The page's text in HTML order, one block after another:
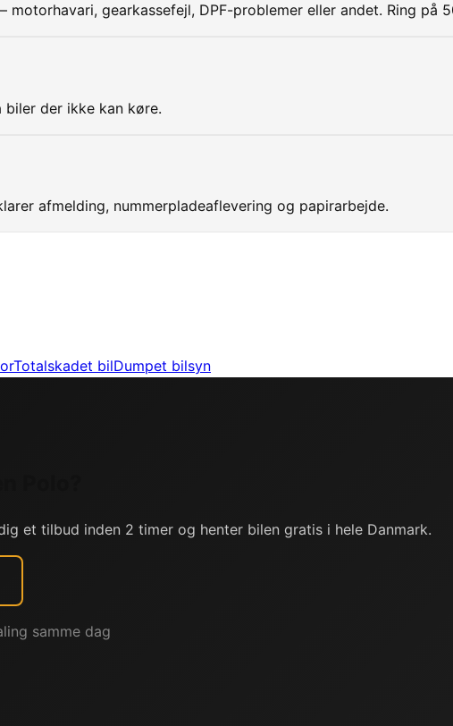
gearkassefejl, DPF-problemer eller andet. Ring på
der ikke kan køre.
afmelding, nummerpladeaflevering og papirarbejde.
Totalskadet bilDumpet bilsyn
et tilbud inden 2 timer og henter bilen gratis i hele Danmark.
samme dag